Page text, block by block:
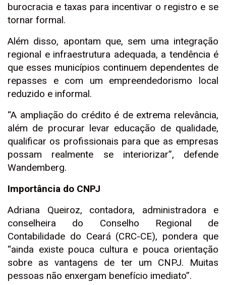
burocracia e taxas para incentivar o registro e se
tornar formal.
Além disso, apontam que, sem uma integração
regional e infraestrutura adequada, a tendência é
que esses municípios continuem dependentes de
repasses e com um empreendedorismo local
reduzido e informal.
“A ampliação do crédito é de extrema relevância,
além de procurar levar educação de qualidade,
qualificar os profissionais para que as empresas
possam realmente se interiorizar”, defende
Wandemberg.
Importância do CNPJ
Adriana Queiroz, contadora, administradora e
conselheira do Conselho Regional de
Contabilidade do Ceará (CRC-CE), pondera que
“ainda existe pouca cultura e pouca orientação
sobre as vantagens de ter um CNPJ. Muitas
pessoas não enxergam benefício imediato”.